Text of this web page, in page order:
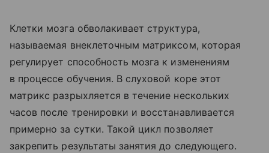
Клетки мозга обволакивает структура,
называемая внеклеточным матриксом, которая
регулирует способность мозга к изменениям
в процессе обучения. В слуховой коре этот
матрикс разрыхляется в течение нескольких
часов после тренировки и восстанавливается
примерно за сутки. Такой цикл позволяет
закрепить результаты занятия до следующего.